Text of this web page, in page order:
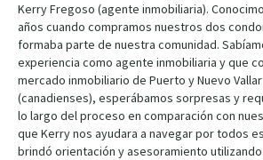
Kerry Fregoso (agente inmobiliaria).
años cuando compramos nuestros dos
formaba parte de nuestra comunidad.
experiencia como agente inmobiliaria y que
mercado inmobiliario de Puerto y Nuevo
(canadienses), esperábamos sorpresas y
lo largo del proceso en comparación con
que Kerry nos ayudara a navegar por todos
brindó orientación y asesoramiento